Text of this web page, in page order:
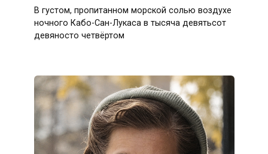
В густом, пропитанном морской солью воздухе
ночного Кабо-Сан-Лукаса в тысяча девятьсот
девяносто четвёртом